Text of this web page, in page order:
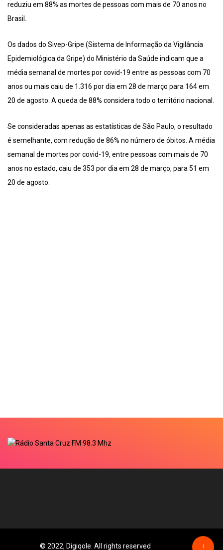
reduziu em 88% as mortes de pessoas com mais de 70 anos no
Brasil.
Os dados do Sivep-Gripe (Sistema de Informação da Vigilância
Epidemiológica da Gripe) do Ministério da Saúde indicam que a
média semanal de mortes por covid-19 entre as pessoas com 70
anos ou mais caiu de 1.316 por dia em 28 de março para 164 em
20 de agosto. A queda de 88% considera todo o território nacional.
Se consideradas apenas as estatísticas de São Paulo, o resultado
é semelhante, com redução de 86% no número de óbitos. A média
semanal de mortes por covid-19, entre pessoas com mais de 70
anos no estado, caiu de 353 por dia em 28 de março, para 51 em
20 de agosto.
© 2022, Digiqole. All rights reserved ↑